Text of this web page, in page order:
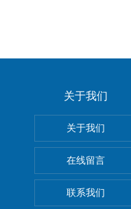
关于我们
关于我们
在线留言
联系我们